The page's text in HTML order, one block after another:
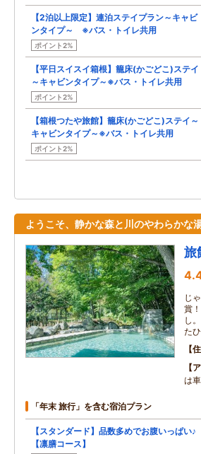
【2泊以上限定】連泊ステイプラン～キャビ
ンタイプ～ ※バス・トイレ共用
ポイント2%
【平日スイスイ箱根】籠床(かごどこ)ステイ
～キャビンタイプ～※バス・トイレ共用
ポイント2%
【箱根つたや旅館】籠床(かごどこ)ステイ～
キャビンタイプ～※バス・トイレ共用
ポイント2%
ようこそ、静かな森と川のやわらかな
旅
じ
賞
し
た
は
「年末 旅行」を含む宿泊プラン
【スタンダード】品数多めでお腹いっぱい♪
【凛膳コース】